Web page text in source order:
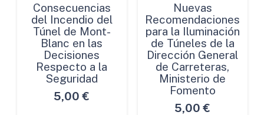
Consecuencias
del Incendio del
Túnel de Mont-
Blanc en las
Decisiones
Respecto a la
Seguridad
5,00 €
Nuevas
Recomendaciones
para la Iluminación
de Túneles de la
Dirección General
de Carreteras,
Ministerio de
Fomento
5,00 €